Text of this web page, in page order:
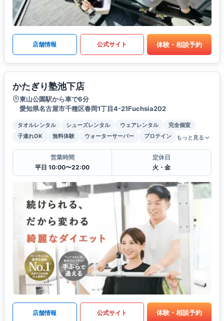
店舗情報 公式サイト 体験・相談予約
かたぎり塾池下店
東山公園駅から車で6分
愛知県名古屋市千種区春岡1丁目4-21Fuchsia202
タオルレンタル シューズレンタル ウェアレンタル
完全個室
子連れOK
無料体験 ウォーターサーバー プロテイン もっと見る
営業時間
平日 10:00〜22:00
定休日
火・金
店舗情報 公式サイト 体験・相談予約